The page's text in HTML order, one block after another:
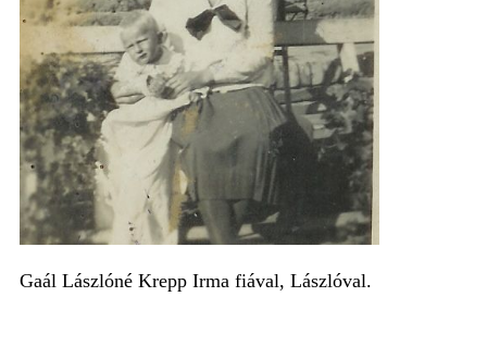
Gaál Lászlóné Krepp Irma fiával, Lászlóval.